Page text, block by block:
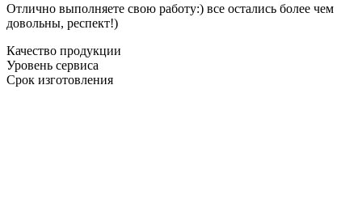
Отлично выполняете свою работу:) все остались более чем
довольны, респект!)
Качество продукции
Уровень сервиса
Срок изготовления